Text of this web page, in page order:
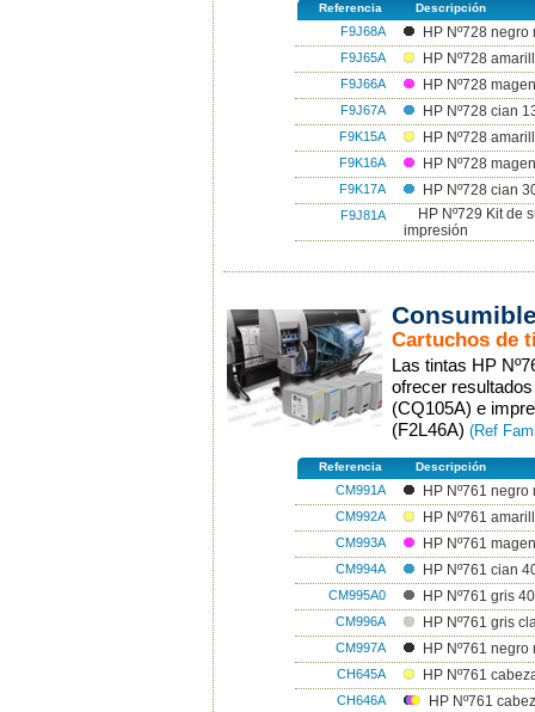
Referencia Descripción
F9J68A HP Nº728 negro
F9J65A HP Nº728
F9J66A HP Nº728
F9J67A HP Nº728 cian
F9K15A HP Nº728
F9K16A HP Nº728
F9K17A HP Nº728 cian
F9J81A
HP Nº729 Kit de
impresión
Cartuchos de
Las tintas HP
ofrecer
(CQ105A) e
(F2L46A) (Ref
Referencia Descripción
CM991A HP Nº761 negro
CM992A HP Nº761
CM993A HP Nº761
CM994A HP Nº761 cian
CM995A0 HP Nº761 gris
CM996A HP Nº761 gris
CM997A HP Nº761 negro
CH645A HP Nº761
CH646A HP Nº761